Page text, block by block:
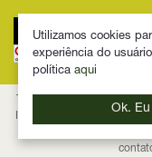
Todos os Direitos
INTERNET LTDA - CNPJ
835, Centro, CEP
Utilizamos cookies
experiência do
política aqui
Ok.